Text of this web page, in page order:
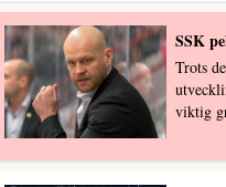
SSK
Trots
viktig